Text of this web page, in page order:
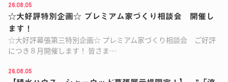
26.08.05
☆大好評特別企画☆ プレミアム家づくり相談会 開催し
ます！
☆大好評幕張第三特別企画☆ プレミアム家づくり相談会 ご好評
につき８月開催します！ 皆さま…
26.08.05